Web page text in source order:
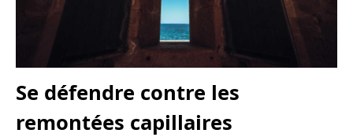
Se défendre contre les
remontées capillaires